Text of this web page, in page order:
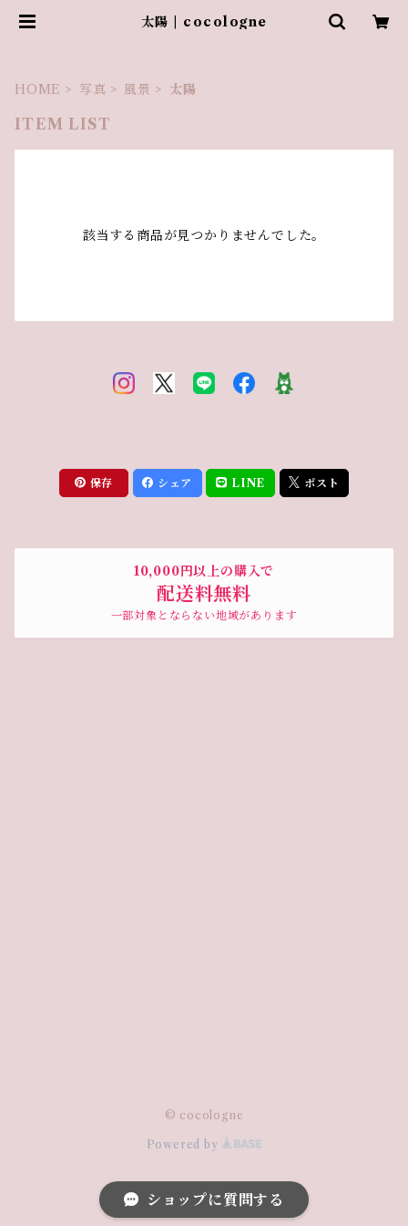
太陽 | cocologne
HOME 写真 風景 太陽
ITEM LIST
該当する商品が見つかりませんでした。
保存 シェア LINE ポスト
10,000円以上の購入で
配送料無料
一部対象とならない地域があります
© cocologne
Powered by
ショップに質問する